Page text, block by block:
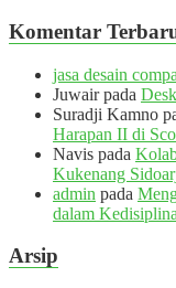
Komentar
jasa desain
Juwairpada
Suradji Kamno
Harapan II di
Navis pada
Kukenang
admin pada
dalam
Arsip